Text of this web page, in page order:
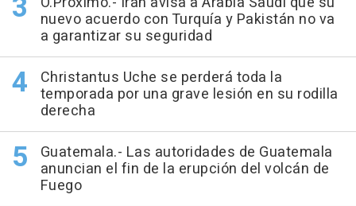
nuevo acuerdo con Turquía y Pakistán no va
a garantizar su seguridad
Christantus Uche se perderá toda la
temporada por una grave lesión en su rodilla
derecha
Guatemala.- Las autoridades de Guatemala
anuncian el fin de la erupción del volcán de
Fuego